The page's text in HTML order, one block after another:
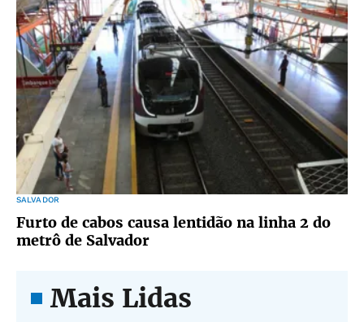
SALVADOR
Furto de cabos causa lentidão na linha 2 do
metrô de Salvador
Mais Lidas